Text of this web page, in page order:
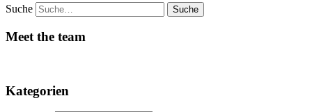
Suche
Meet the team
Kategorien